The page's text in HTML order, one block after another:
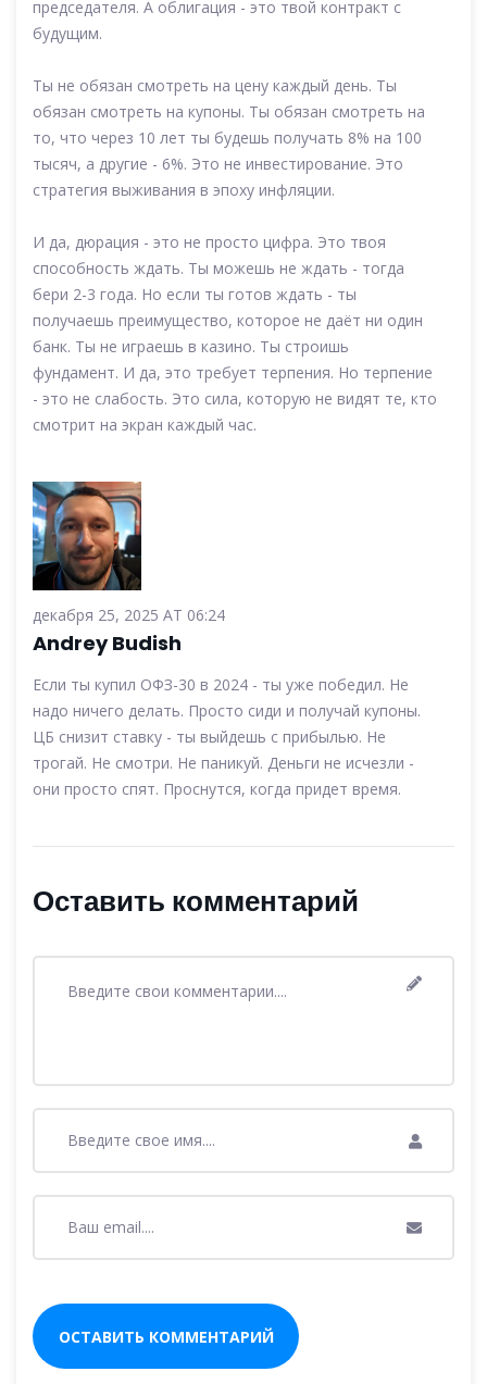
председателя. А облигация - это твой контракт с
будущим.
Ты не обязан смотреть на цену каждый день. Ты
обязан смотреть на купоны. Ты обязан смотреть на
то, что через 10 лет ты будешь получать 8% на 100
тысяч, а другие - 6%. Это не инвестирование. Это
стратегия выживания в эпоху инфляции.
И да, дюрация - это не просто цифра. Это твоя
способность ждать. Ты можешь не ждать - тогда
бери 2-3 года. Но если ты готов ждать - ты
получаешь преимущество, которое не даёт ни один
банк. Ты не играешь в казино. Ты строишь
фундамент. И да, это требует терпения. Но терпение
- это не слабость. Это сила, которую не видят те, кто
смотрит на экран каждый час.
декабря 25, 2025 AT 06:24
Andrey Budish
Если ты купил ОФЗ-30 в 2024 - ты уже победил. Не
надо ничего делать. Просто сиди и получай купоны.
ЦБ снизит ставку - ты выйдешь с прибылью. Не
трогай. Не смотри. Не паникуй. Деньги не исчезли -
они просто спят. Проснутся, когда придет время.
Оставить комментарий